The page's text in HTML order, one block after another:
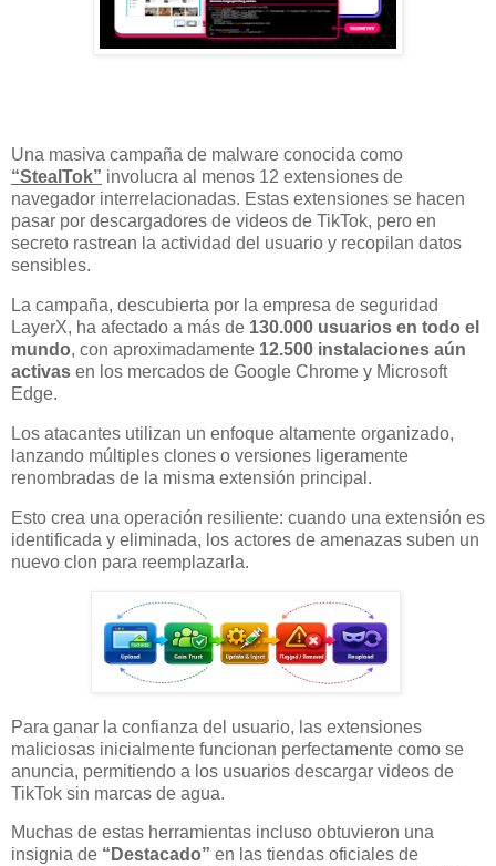
Una masiva campaña de malware conocida como
“StealTok” involucra al menos 12 extensiones de
navegador interrelacionadas. Estas extensiones se hacen
pasar por descargadores de videos de TikTok, pero en
secreto rastrean la actividad del usuario y recopilan datos
sensibles.
La campaña, descubierta por la empresa de seguridad
LayerX, ha afectado a más de 130.000 usuarios en todo el
mundo, con aproximadamente 12.500 instalaciones aún
activas en los mercados de Google Chrome y Microsoft
Edge.
Los atacantes utilizan un enfoque altamente organizado,
lanzando múltiples clones o versiones ligeramente
renombradas de la misma extensión principal.
Esto crea una operación resiliente: cuando una extensión es
identificada y eliminada, los actores de amenazas suben un
nuevo clon para reemplazarla.
Para ganar la confianza del usuario, las extensiones
maliciosas inicialmente funcionan perfectamente como se
anuncia, permitiendo a los usuarios descargar videos de
TikTok sin marcas de agua.
Muchas de estas herramientas incluso obtuvieron una
insignia de “Destacado” en las tiendas oficiales de